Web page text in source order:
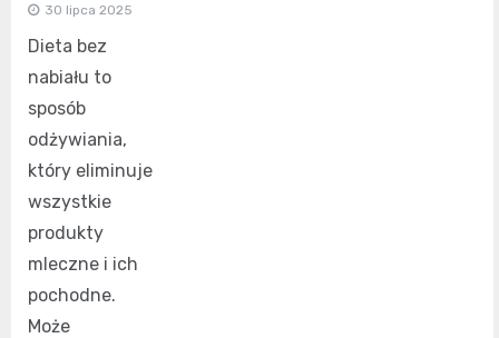
30 lipca 2025
Dieta bez
nabiału to
sposób
odżywiania,
który eliminuje
wszystkie
produkty
mleczne i ich
pochodne.
Może